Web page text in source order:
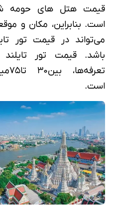
قیمت هتل های حومه
است. بنابراین، مکان و
می‌تواند در قیمت تور
باشد. قیمت تور
است.